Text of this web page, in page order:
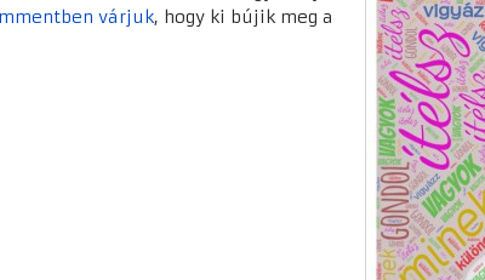
várjuk, hogy ki bújik meg a